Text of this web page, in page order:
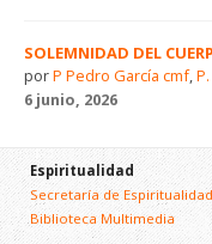
SOLEMNIDAD DEL
porP Pedro García cmf,
6 junio, 2026
Espiritualidad
Secretaría de Espiritualidad
Biblioteca Multimedia